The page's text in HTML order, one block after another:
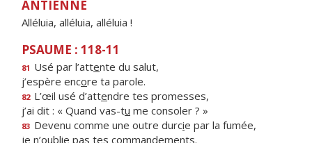
ANTIENNE
Alléluia, alléluia, alléluia !
PSAUME : 118-11
81 Usé par l’attente du salut,
j’espère encore ta parole.
82 L’œil usé d’attendre tes promesses,
j’ai dit : « Quand vas-tu me consoler ? »
83 Devenu comme une outre durcie par la fumée,
je n’oublie pas tes commandements.